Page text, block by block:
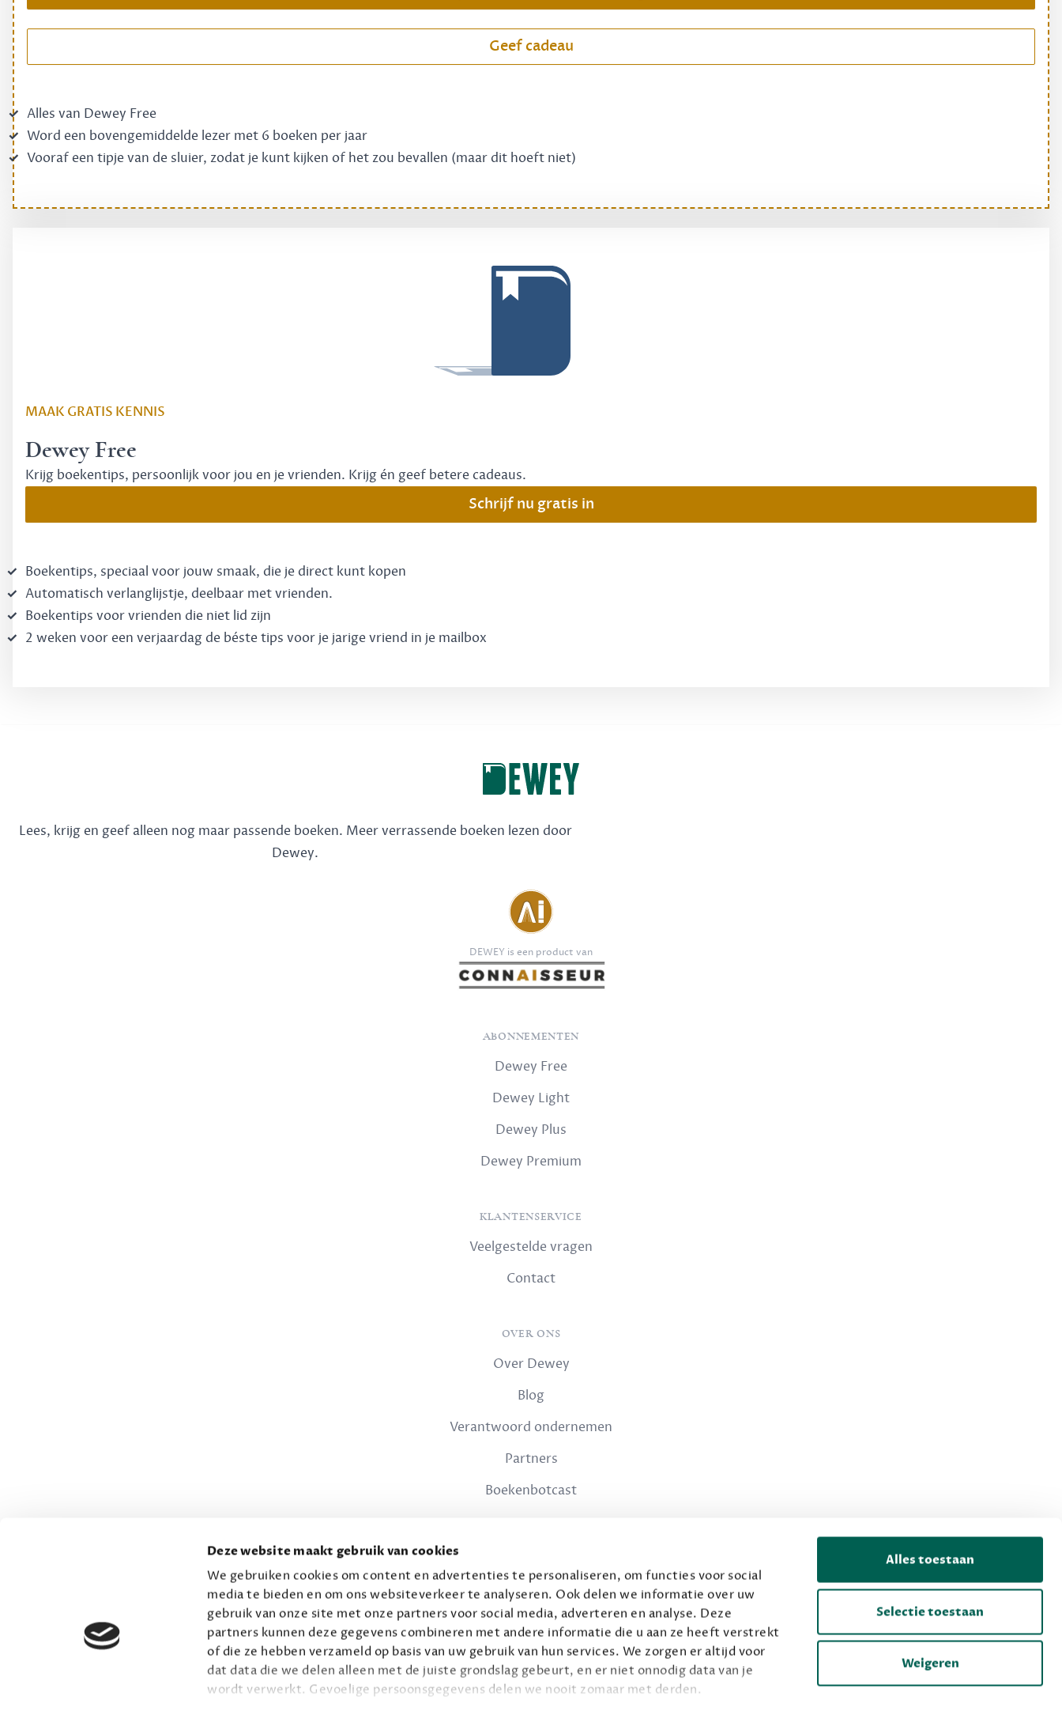
Deze website maakt gebruik van cookies
We gebruiken cookies om content en advertenties te personaliseren, om functies voor social
media te bieden en om ons websiteverkeer te analyseren. Ook delen we informatie over uw
gebruik van onze site met onze partners voor social media, adverteren en analyse. Deze
partners kunnen deze gegevens combineren met andere informatie die u aan ze heeft verstrekt
of die ze hebben verzameld op basis van uw gebruik van hun services. We zorgen er altijd voor
dat data die we delen alleen met de juiste grondslag gebeurt, en er niet onnodig data van je
wordt verwerkt. Gevoelige persoonsgegevens delen we nooit zomaar met derden.
Alles toestaan
Selectie toestaan
Weigeren
Geef cadeau
Alles van Dewey Free
Word een bovengemiddelde lezer met 6 boeken per jaar
Vooraf een tipje van de sluier, zodat je kunt kijken of het zou bevallen (maar dit hoeft niet)
MAAK GRATIS KENNIS
Dewey Free
Krijg boekentips, persoonlijk voor jou en je vrienden. Krijg én geef betere cadeaus.
Schrijf nu gratis in
Boekentips, speciaal voor jouw smaak, die je direct kunt kopen
Automatisch verlanglijstje, deelbaar met vrienden.
Boekentips voor vrienden die niet lid zijn
2 weken voor een verjaardag de béste tips voor je jarige vriend in je mailbox
Lees, krijg en geef alleen nog maar passende boeken. Meer verrassende boeken lezen door
Dewey.
DEWEY is een product van
ABONNEMENTEN
Dewey Free
Dewey Light
Dewey Plus
Dewey Premium
KLANTENSERVICE
Veelgestelde vragen
Contact
OVER ONS
Over Dewey
Blog
Verantwoord ondernemen
Partners
Boekenbotcast
Privacy
Voorwaarden
© 2026 Connaisseur B.V.